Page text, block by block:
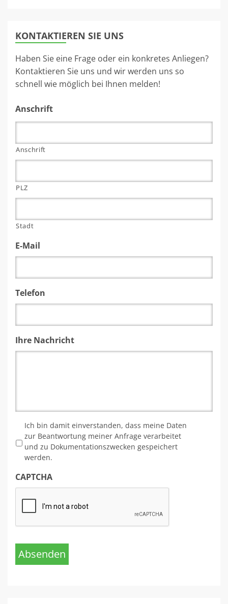
KONTAKTIEREN SIE UNS
Haben Sie eine Frage oder ein konkretes Anliegen?
Kontaktieren Sie uns und wir werden uns so
schnell wie möglich bei Ihnen melden!
Anschrift
Anschrift
PLZ
Stadt
E-Mail
Telefon
Ihre Nachricht
Ich bin damit einverstanden, dass meine Daten
zur Beantwortung meiner Anfrage verarbeitet
und zu Dokumentationszwecken gespeichert
werden.
CAPTCHA
Absenden